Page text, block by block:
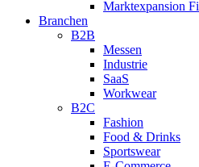
Marktexpansion
Branchen
B2B
Messen
Industrie
SaaS
Workwear
B2C
Fashion
Food & Drinks
Sportswear